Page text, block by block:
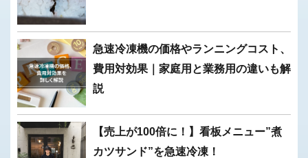
急速冷凍機の価格やランニングコスト、
費用対効果｜家庭用と業務用の違いも解
説
【売上が100倍に！】看板メニュー”煮
カツサンド”を急速冷凍！